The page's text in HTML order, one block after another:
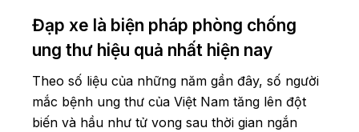
Đạp xe là biện pháp phòng chống
ung thư hiệu quả nhất hiện nay
Theo số liệu của những năm gần đây, số người
mắc bệnh ung thư của Việt Nam tăng lên đột
biến và hầu như tử vong sau thời gian ngắn